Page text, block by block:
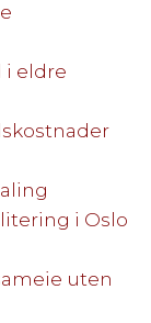
i eldre
i Oslo
uten